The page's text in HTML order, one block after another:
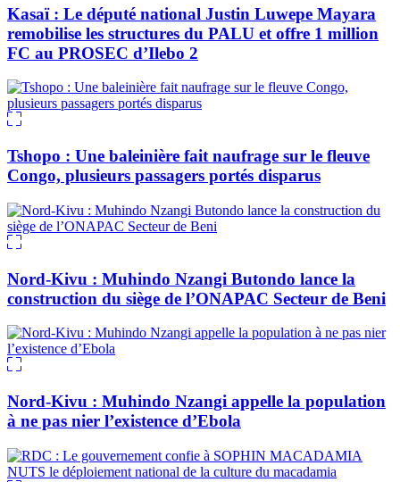
Kasaï : Le député national Justin Luwepe Mayara
remobilise les structures du PALU et offre 1 million
FC au PROSEC d’Ilebo 2
Tshopo : Une baleinière fait naufrage sur le fleuve
Congo, plusieurs passagers portés disparus
Nord-Kivu : Muhindo Nzangi Butondo lance la
construction du siège de l’ONAPAC Secteur de Beni
Nord-Kivu : Muhindo Nzangi appelle la population
à ne pas nier l’existence d’Ebola